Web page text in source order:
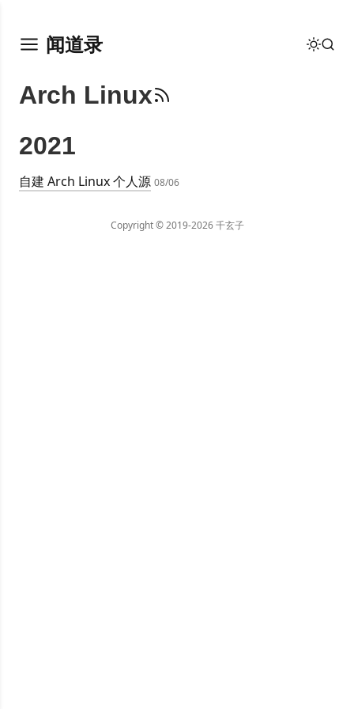
闻道录
Arch Linux
2021
自建 Arch Linux 个人源 08/06
Copyright © 2019-2026 千玄子